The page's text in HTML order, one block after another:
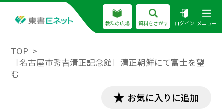
教科の広場 資料をさがす ログイン メニュー
TOP
［名古屋市秀吉清正記念館］清正朝鮮にて富士を望
む
お気に入りに追加